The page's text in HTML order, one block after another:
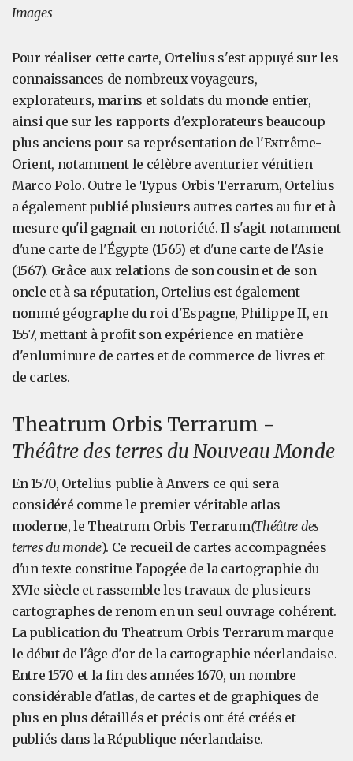
Images
Pour réaliser cette carte, Ortelius s'est appuyé sur les
connaissances de nombreux voyageurs,
explorateurs, marins et soldats du monde entier,
ainsi que sur les rapports d'explorateurs beaucoup
plus anciens pour sa représentation de l'Extrême-
Orient, notamment le célèbre aventurier vénitien
Marco Polo. Outre le Typus Orbis Terrarum, Ortelius
a également publié plusieurs autres cartes au fur et à
mesure qu'il gagnait en notoriété. Il s'agit notamment
d'une carte de l'Égypte (1565) et d'une carte de l'Asie
(1567). Grâce aux relations de son cousin et de son
oncle et à sa réputation, Ortelius est également
nommé géographe du roi d'Espagne, Philippe II, en
1557, mettant à profit son expérience en matière
d'enluminure de cartes et de commerce de livres et
de cartes.
Theatrum Orbis Terrarum -
Théâtre des terres du Nouveau Monde
En 1570, Ortelius publie à Anvers ce qui sera
considéré comme le premier véritable atlas
moderne, le Theatrum Orbis Terrarum(Théâtre des
terres du monde). Ce recueil de cartes accompagnées
d'un texte constitue l'apogée de la cartographie du
XVIe siècle et rassemble les travaux de plusieurs
cartographes de renom en un seul ouvrage cohérent.
La publication du Theatrum Orbis Terrarum marque
le début de l'âge d'or de la cartographie néerlandaise.
Entre 1570 et la fin des années 1670, un nombre
considérable d'atlas, de cartes et de graphiques de
plus en plus détaillés et précis ont été créés et
publiés dans la République néerlandaise.